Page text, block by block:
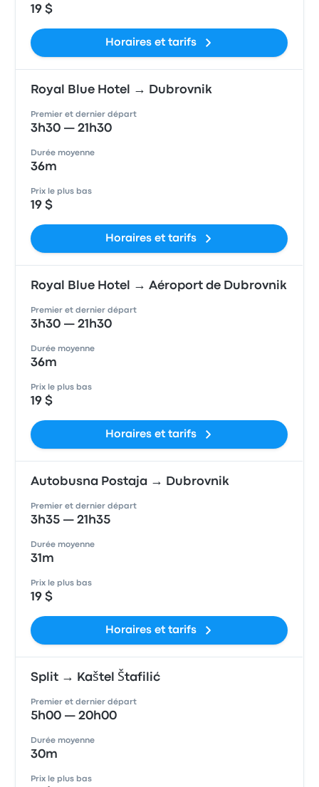
19 $
Horaires et tarifs
Royal Blue Hotel → Dubrovnik
Premier et dernier départ
3h30 — 21h30
Durée moyenne
36m
Prix le plus bas
19 $
Horaires et tarifs
Royal Blue Hotel → Aéroport de Dubrovnik
Premier et dernier départ
3h30 — 21h30
Durée moyenne
36m
Prix le plus bas
19 $
Horaires et tarifs
Autobusna Postaja → Dubrovnik
Premier et dernier départ
3h35 — 21h35
Durée moyenne
31m
Prix le plus bas
19 $
Horaires et tarifs
Split → Kaštel Štafilić
Premier et dernier départ
5h00 — 20h00
Durée moyenne
30m
Prix le plus bas